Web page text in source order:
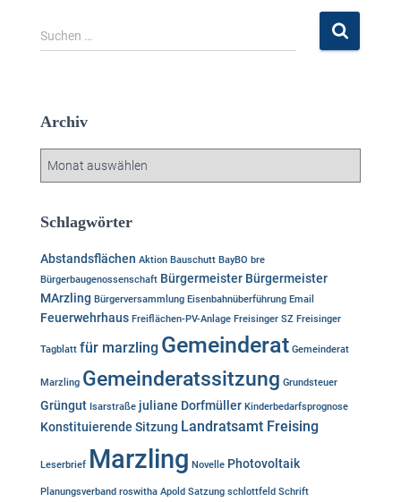
S
u
n
n
c
:
Suchen …
Archiv
h
v
Schlagwörter
Abstandsflächen Aktion Bauschutt BayBO bre
Bürgerbaugenossenschaft Bürgermeister Bürgermeister
MArzling Bürgerversammlung Eisenbahnüberführung Email
Feuerwehrhaus Freiflächen-PV-Anlage Freisinger SZ Freisinger
Tagblatt für marzling Gemeinderat Gemeinderat
Marzling Gemeinderatssitzung Grundsteuer
Grüngut Isarstraße juliane Dorfmüller Kinderbedarfsprognose
Konstituierende Sitzung Landratsamt Freising
Leserbrief Marzling Novelle Photovoltaik
Planungsverband roswitha Apold Satzung schlottfeld Schrift